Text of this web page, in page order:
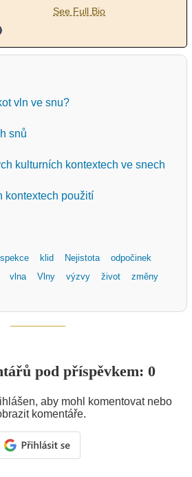
See Full Bio
vln ve snu?
snů
kulturních kontextech ve snech
kontextech použití
klid Nejistota
odpočinek
vlna Vlny výzvy život
změny
pod příspěvkem: 0
aby mohl komentovat nebo
komentáře.